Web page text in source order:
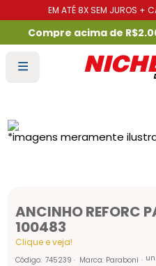
EM ATÉ 8X SEM JUROS +
Compre acima de
ANCINHO REFORC
100483
Clique e veja!
Código: 745239 Marca: Paraboni un